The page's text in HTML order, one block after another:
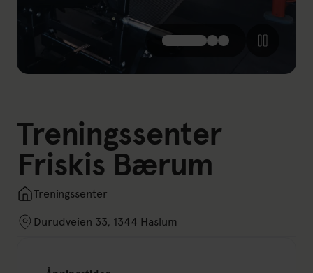
Treningssenter
Friskis Bærum
Treningssenter
Durudveien 33, 1344 Haslum